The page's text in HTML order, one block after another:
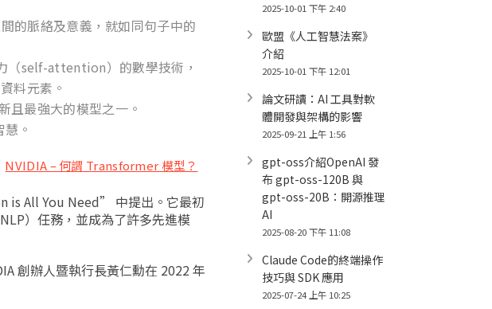
的脈絡及意義，就如同句子中的
（self-attention）的數學技術，
料元素。
且最強大的模型之一。
。
NVIDIA – 何謂 Transformer 模型？
is All You Need” 中提出。它最初
）任務，並成為了許多先進模
創辦人暨執行長黃仁勳在 2022 年
2025-10-01 下午 2:40
歐盟《人工智慧法案》
介紹
2025-10-01 下午 12:01
論文研讀：AI 工具對軟
體開發與架構的影響
2025-09-21 上午 1:56
gpt-oss介紹OpenAI 發
布 gpt-oss-120B 與
gpt-oss-20B：開源推理
AI
2025-08-20 下午 11:08
Claude Code的終端操作
技巧與 SDK 應用
2025-07-24 上午 10:25